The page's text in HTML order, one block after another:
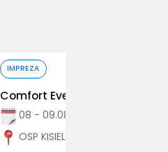
IMPREZA
Comfort Event
08 - 09.08.2026
OSP KISIELÓW, Kisielów